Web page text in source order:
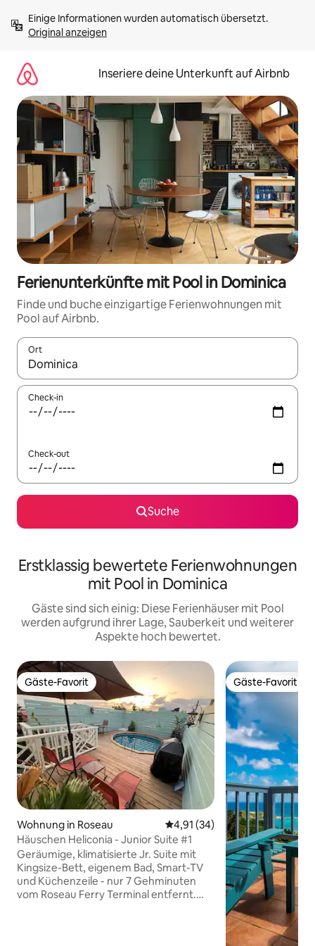
Inhalten
springenOriginal anzeigen
Inseriere deine Unterkunft auf Airbnb
Ferienunterkünfte mit Pool in Dominica
Finde und buche einzigartige Ferienwohnungen mit
Pool auf Airbnb.
Ort
Wenn Ergebnisse verfügbar sind, navigiere mit den
Check-in
Check-out
Suche
Erstklassig bewertete Ferienwohnungen
mit Pool in Dominica
Gäste sind sich einig: Diese Ferienhäuser mit Pool
werden aufgrund ihrer Lage, Sauberkeit und weiterer
Aspekte hoch bewertet.
Gäste-Favorit
Gäste-Favorit
Wohnung in Roseau Durchschnittliche Bewertung:
4,91 (34)
Häuschen Heliconia - Junior Suite #1
Geräumige, klimatisierte Jr. Suite mit
Kingsize-Bett, eigenem Bad, Smart-TV
und Küchenzeile - nur 7 Gehminuten
vom Roseau Ferry Terminal entfernt.
Gäste-Favorit
Gäste-Favorit